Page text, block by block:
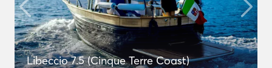
Libeccio 7.5 (Cinque Terre Coast)